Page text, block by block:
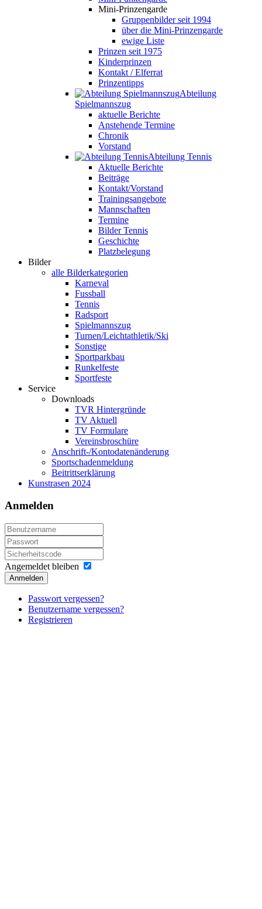
Mini-Prinzengarde
Gruppenbilder seit 1994
über die Mini-Prinzengarde
ewige Liste
Prinzen seit 1975
Kinderprinzen
Kontakt / Elferrat
Prinzentipps
Abteilung
Spielmannszug
aktuelle Berichte
Anstehende Termine
Chronik
Vorstand
Abteilung Tennis
Aktuelle Berichte
Beiträge
Kontakt/Vorstand
Trainingsangebote
Mannschaften
Termine
Bilder Tennis
Geschichte
Platzbelegung
Bilder
alle Bilderkategorien
Karneval
Fussball
Tennis
Radsport
Spielmannszug
Turnen/Leichtathletik/Ski
Sonstige
Sportparkbau
Runkelfeste
Sportfeste
Service
Downloads
TVR Hintergründe
TV Aktuell
TV Formulare
Vereinsbroschüre
Anschrift-/Kontodatenänderung
Sportschadenmeldung
Beitrittserklärung
Kunstrasen 2024
Anmelden
Angemeldet bleiben
Anmelden
Passwort vergessen?
Benutzername vergessen?
Registrieren